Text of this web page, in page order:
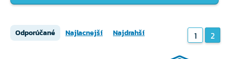
Odporúčané Najlacnejší Najdrahší 1 2